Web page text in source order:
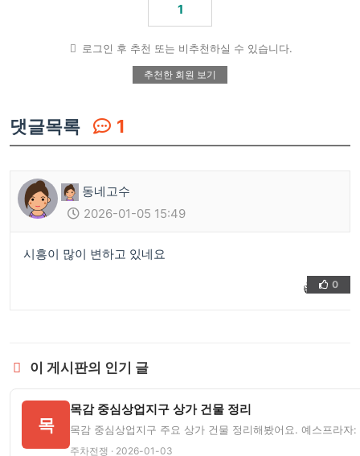
1
로그인 후 추천 또는 비추천하실 수 있습니다.
추천한 회원 보기
댓글목록 1
동네고수
2026-01-05 15:49
시흥이 많이 변하고 있네요
👍 ❤️
0
이 게시판의 인기 글
목
목감 중심상업지구 상가 건물 정리
목감 중심상업지구 주요 상가 건물 정리해봤어요. 예스프라
주차전쟁 · 2026-01-03